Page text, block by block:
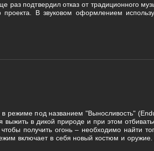
раз подтвердил отказ от традиционного
проекта. В звуковом оформлением
режиме под названием "Выносливость"
выжить в дикой природе и при этом
получить огонь – необходимо найти
включает в себя новый костюм и